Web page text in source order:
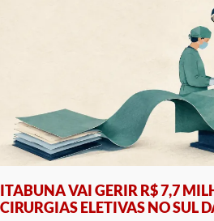
ITABUNA VAI GERIR R$ 7,7
CIRURGIAS ELETIVAS NO SUL